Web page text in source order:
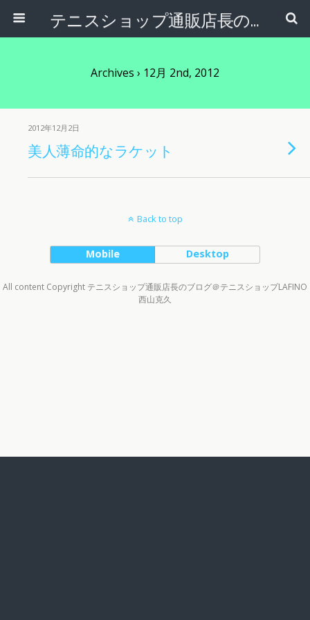
テニスショップ通販店長のブログ＠テニスショップLAFINO 西山克久
Archives › 12月 2nd, 2012
2012年12月2日
美人薄命的なラケット
Back to top
Mobile Desktop
All content Copyright テニスショップ通販店長のブログ＠テニスショップLAFINO
西山克久